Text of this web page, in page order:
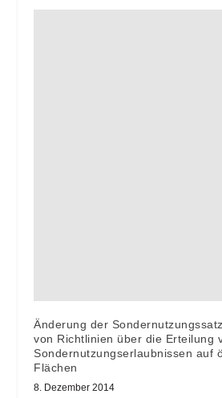
Änderung der
von Richtlinien über die Erteilung
Sondernutzungserlaubnissen auf
Flächen
8. Dezember 2014